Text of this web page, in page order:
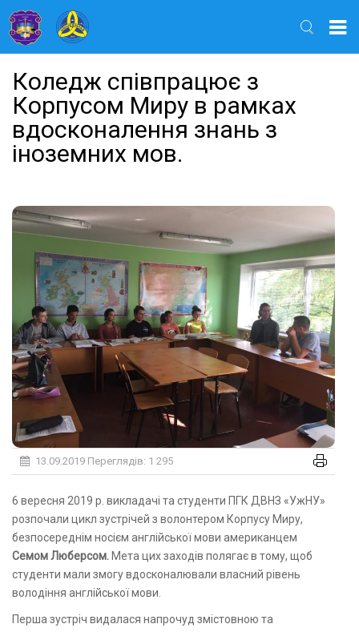
Коледж співпрацює з
Корпусом Миру в рамках
вдосконалення знань з
іноземних мов.
13.09.2019 Переглядів: 1 295
6 вересня 2019 р. викладачі та студенти ПГК ДВНЗ «УжНУ»
розпочали цикл зустрічей з волонтером Корпусу Миру,
безпосереднім носієм англійської мови американцем
Семом Люберсом. Мета цих заходів полягає в тому, щоб
студенти мали змогу вдосконалювали власний рівень
володіння англійської мови.
Перша зустріч видалася напрочуд змістовною та